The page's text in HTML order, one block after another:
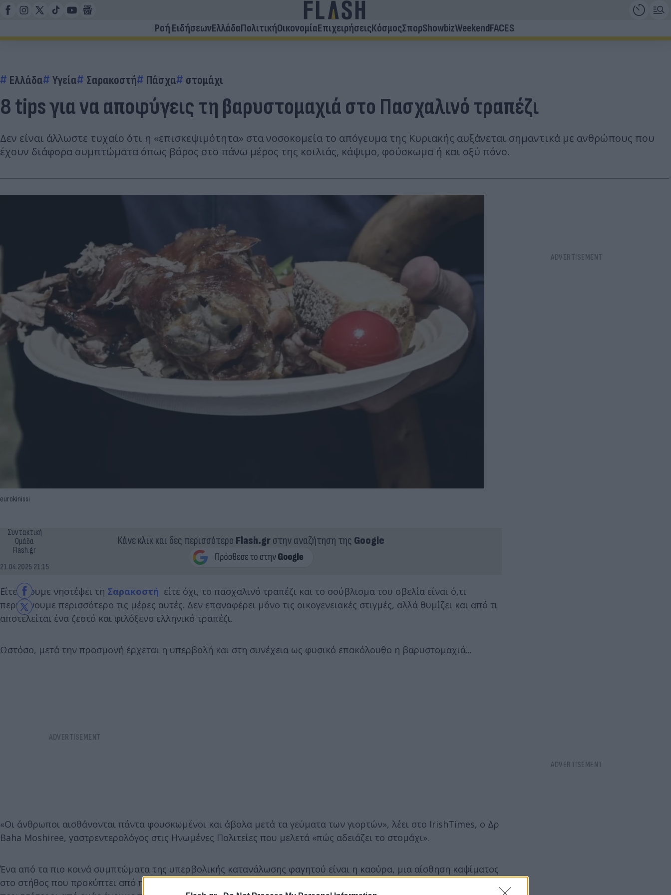
Ροή ΕιδήσεωνΕλλάδαΠολιτικήΟικονομίαΕπιχειρήσειςΚόσμοςΣπορShowbizWeekendFACES
Ελλάδα Υγεία Σαρακοστή Πάσχα στομάχι
8 tips για να αποφύγεις τη βαρυστομαχιά στο Πασχαλινό τραπέζι
Δεν είναι άλλωστε τυχαίο ότι η «επισκεψιμότητα» στα νοσοκομεία το απόγευμα της Κυριακής αυξάνεται σημαντικά με ανθρώπους που
έχουν διάφορα συμπτώματα όπως βάρος στο πάνω μέρος της κοιλιάς, κάψιμο, φούσκωμα ή και οξύ πόνο.
eurokinissi
Συντακτική
Ομάδα
Flash.gr
21.04.2025 21:15
Κάνε κλικ και δες περισσότερο Flash.grστην αναζήτηση της Google
Είτε έχουμε νηστέψει τη Σαρακοστή είτε όχι, το πασχαλινό τραπέζι και το σούβλισμα του οβελία είναι ό,τι
περιμένουμε περισσότερο τις μέρες αυτές. Δεν επαναφέρει μόνο τις οικογενειακές στιγμές, αλλά θυμίζει και από τι
αποτελείται ένα ζεστό και φιλόξενο ελληνικό τραπέζι.
Ωστόσο, μετά την προσμονή έρχεται η υπερβολή και στη συνέχεια ως φυσικό επακόλουθο η βαρυστομαχιά...
«Οι άνθρωποι αισθάνονται πάντα φουσκωμένοι και άβολα μετά τα γεύματα των γιορτών», λέει στο IrishTimes, ο Δρ
Baha Moshiree, γαστρεντερολόγος στις Ηνωμένες Πολιτείες που μελετά «πώς αδειάζει το στομάχι».
Ένα από τα πιο κοινά συμπτώματα της υπερβολικής κατανάλωσης φαγητού είναι η καούρα, μια αίσθηση καψίματος
στο στήθος που προκύπτει από παλινδρόμηση οξέος ή το οξύ του στομάχου που χτυπά τον οισοφάγο. «Οι